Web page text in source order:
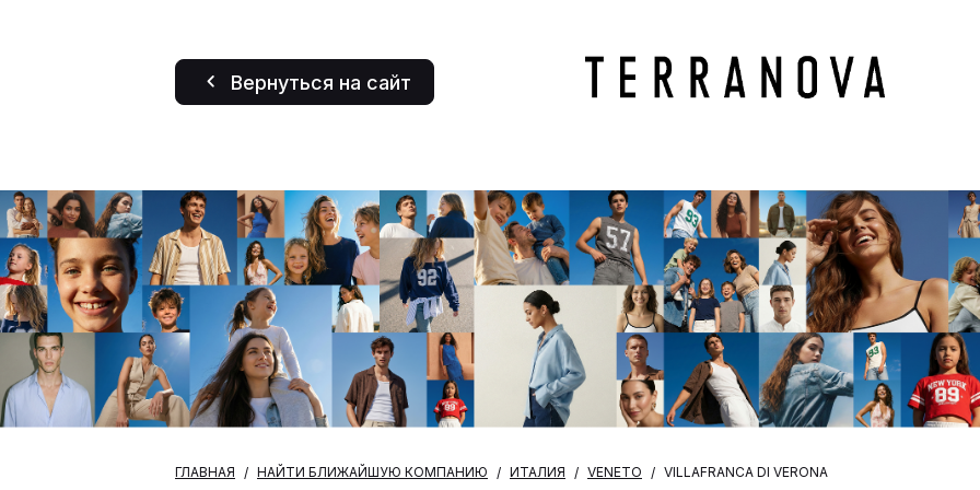
Вернуться на сайт
ГЛАВНАЯ НАЙТИ БЛИЖАЙШУЮ КОМПАНИЮ ИТАЛИЯ VENETO VILLAFRANCA DI VERONA